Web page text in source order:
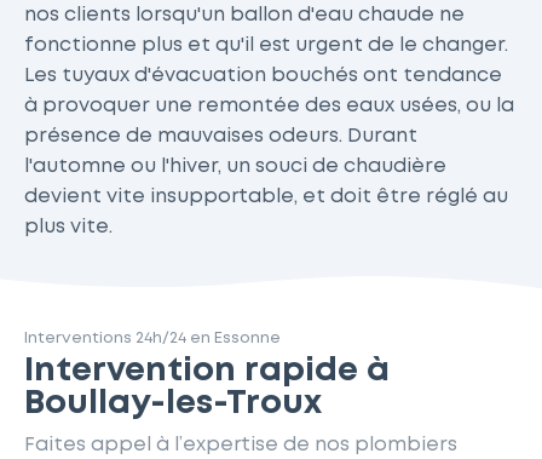
nos clients lorsqu'un ballon d'eau chaude ne
fonctionne plus et qu'il est urgent de le changer.
Les tuyaux d'évacuation bouchés ont tendance
à provoquer une remontée des eaux usées, ou la
présence de mauvaises odeurs. Durant
l'automne ou l'hiver, un souci de chaudière
devient vite insupportable, et doit être réglé au
plus vite.
Interventions 24h/24 en Essonne
Intervention rapide à
Boullay-les-Troux
Faites appel à l’expertise de nos plombiers